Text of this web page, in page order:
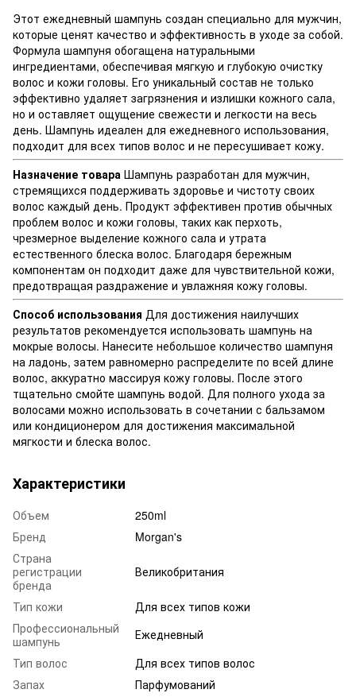
Этот ежедневный шампунь создан специально для мужчин,
которые ценят качество и эффективность в уходе за собой.
Формула шампуня обогащена натуральными
ингредиентами, обеспечивая мягкую и глубокую очистку
волос и кожи головы. Его уникальный состав не только
эффективно удаляет загрязнения и излишки кожного сала,
но и оставляет ощущение свежести и легкости на весь
день. Шампунь идеален для ежедневного использования,
подходит для всех типов волос и не пересушивает кожу.
Назначение товара Шампунь разработан для мужчин,
стремящихся поддерживать здоровье и чистоту своих
волос каждый день. Продукт эффективен против обычных
проблем волос и кожи головы, таких как перхоть,
чрезмерное выделение кожного сала и утрата
естественного блеска волос. Благодаря бережным
компонентам он подходит даже для чувствительной кожи,
предотвращая раздражение и увлажняя кожу головы.
Способ использования Для достижения наилучших
результатов рекомендуется использовать шампунь на
мокрые волосы. Нанесите небольшое количество шампуня
на ладонь, затем равномерно распределите по всей длине
волос, аккуратно массируя кожу головы. После этого
тщательно смойте шампунь водой. Для полного ухода за
волосами можно использовать в сочетании с бальзамом
или кондиционером для достижения максимальной
мягкости и блеска волос.
Характеристики
Объем
250ml
Бренд
Morgan's
Страна
регистрации
бренда
Великобритания
Тип кожи
Для всех типов кожи
Профессиональный
шампунь
Ежедневный
Тип волос
Для всех типов волос
Запах
Парфумований